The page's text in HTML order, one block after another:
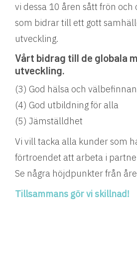
vi dessa 10 åren sått frön
som bidrar till ett gott
utveckling.
Vårt bidrag till de globala
utveckling.
(3) God hälsa och
(4) God utbildning för alla
(5) Jämställdhet
Vi vill tacka alla kunder som
förtroendet att arbeta i
Se några höjdpunkter från
Tillsammans gör vi skillnad!